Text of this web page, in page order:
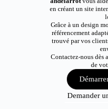
en créant un site
Grâce à un design
référencement
trouvé par vos
Contactez-nous dès
de
Demander